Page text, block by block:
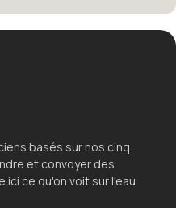
basés sur nos cinq
et convoyer des
ici ce qu'on voit sur l'eau.